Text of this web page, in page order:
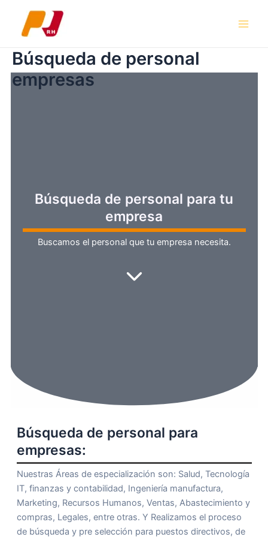
contenido
Búsqueda de personal
empresas
Búsqueda de personal para tu
empresa
Buscamos el personal que tu empresa necesita.
Búsqueda de personal para
empresas:
Nuestras Áreas de especialización son: Salud, Tecnología
IT, finanzas y contabilidad, Ingeniería manufactura,
Marketing, Recursos Humanos, Ventas, Abastecimiento y
compras, Legales, entre otras. Y Realizamos el proceso
de búsqueda y pre selección para puestos directivos, de